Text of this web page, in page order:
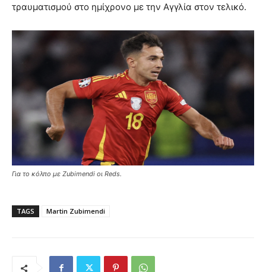
τραυματισμού στο ημίχρονο με την Αγγλία στον τελικό.
Για το κόλπο με Zubimendi οι Reds.
TAGS Martin Zubimendi